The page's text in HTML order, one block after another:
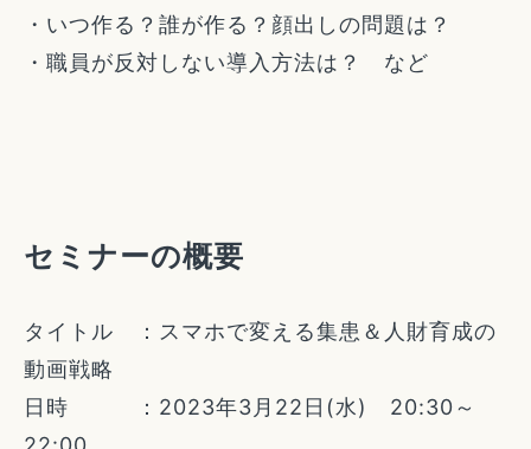
・いつ作る？誰が作る？顔出しの問題は？
・職員が反対しない導入方法は？ など
セミナーの概要
タイトル ：スマホで変える集患＆人財育成の
動画戦略
日時 ：2023年3月22日(水) 20:30～